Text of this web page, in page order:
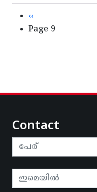
Pagination
Previous page
‹‹
Page 9
Contact